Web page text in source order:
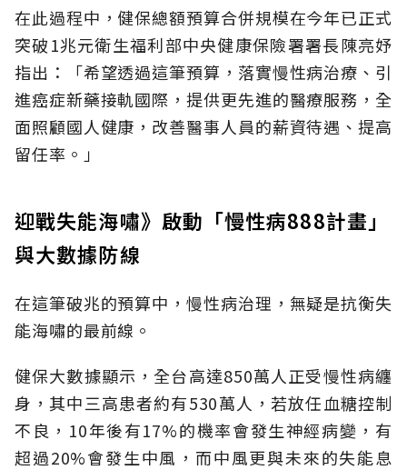
在此過程中，健保總額預算合併規模在今年已正式
突破1兆元衛生福利部中央健康保險署署長陳亮妤
指出：「希望透過這筆預算，落實慢性病治療、引
進癌症新藥接軌國際，提供更先進的醫療服務，全
面照顧國人健康，改善醫事人員的薪資待遇、提高
留任率。」
迎戰失能海嘯》啟動「慢性病888計畫」
與大數據防線
在這筆破兆的預算中，慢性病治理，無疑是抗衡失
能海嘯的最前線。
健保大數據顯示，全台高達850萬人正受慢性病纏
身，其中三高患者約有530萬人，若放任血糖控制
不良，10年後有17%的機率會發生神經病變，有
超過20%會發生中風，而中風更與未來的失能息